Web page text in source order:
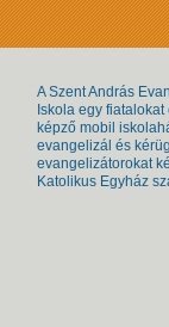
A Szent András
Iskola egy
képző mobil
evangelizál és
evangelizátorokat
Katolikus Egyház